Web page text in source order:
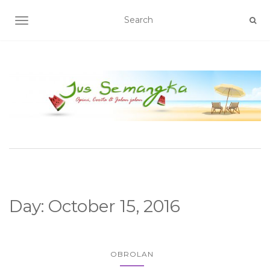
TOGGLE NAVIGATION
Day: October 15, 2016
OBROLAN